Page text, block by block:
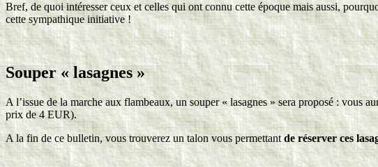
Bref, de quoi intéresser ceux et celles qui ont connu cette époque mais aussi,
cette sympathique initiative !
Souper « lasagnes »
A l’issue de la marche aux flambeaux, un souper « lasagnes » sera proposé : vous
prix de 4 EUR).
A la fin de ce bulletin, vous trouverez un talon vous permettant de réserver ces